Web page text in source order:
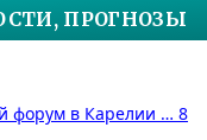
ПРОГНОЗЫ
форум в Карелии … 8